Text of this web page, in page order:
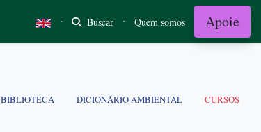
· Buscar · Quem somos Apoie
BIBLIOTECA DICIONÁRIO AMBIENTAL CURSOS